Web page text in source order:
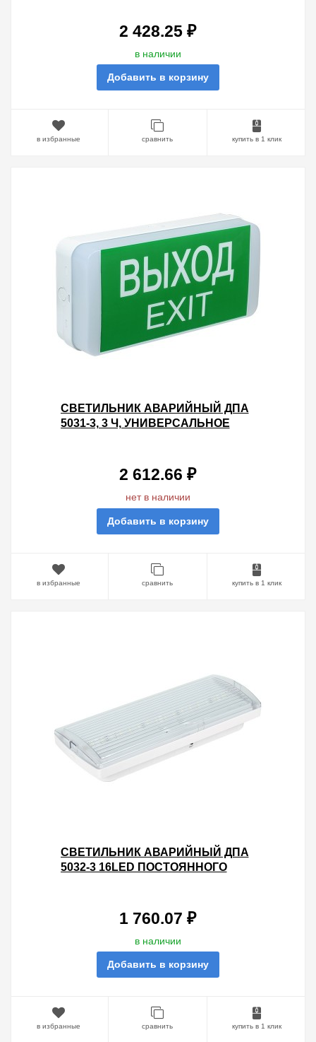
2 428.25 ₽
в наличии
Добавить в корзину
в избранные сравнить купить в 1 клик
СВЕТИЛЬНИК АВАРИЙНЫЙ ДПА
5031-3, 3 Ч, УНИВЕРСАЛЬНОЕ
2 612.66 ₽
нет в наличии
Добавить в корзину
в избранные сравнить купить в 1 клик
СВЕТИЛЬНИК АВАРИЙНЫЙ ДПА
5032-3 16LED ПОСТОЯННОГО
1 760.07 ₽
в наличии
Добавить в корзину
в избранные сравнить купить в 1 клик